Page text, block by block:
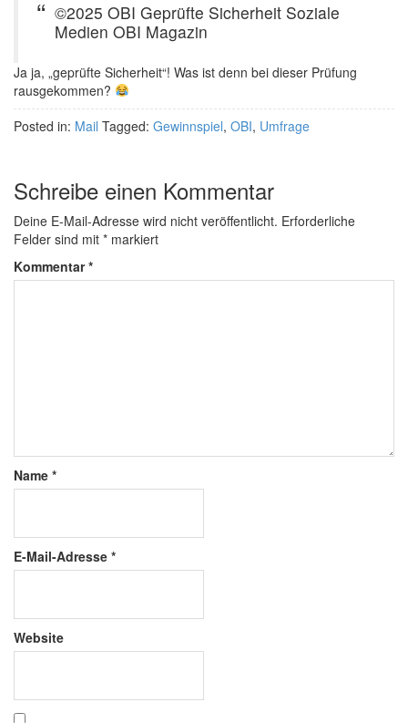
©2025 OBI Geprüfte Sicherheit Soziale
Medien OBI Magazin
Ja ja, „geprüfte Sicherheit“! Was ist denn bei dieser Prüfung
rausgekommen?
Posted in: Mail Tagged: Gewinnspiel, OBI, Umfrage
Schreibe einen Kommentar
Deine E-Mail-Adresse wird nicht veröffentlicht. Erforderliche
Felder sind mit * markiert
Kommentar*
Name *
E-Mail-Adresse *
Website